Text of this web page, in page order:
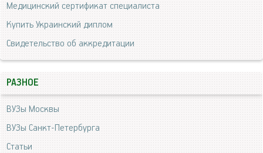
Медицинский сертификат специалиста
Купить Украинский диплом
Свидетельство об аккредитации
РАЗНОЕ
ВУЗы Москвы
ВУЗы Санкт-Петербурга
Статьи